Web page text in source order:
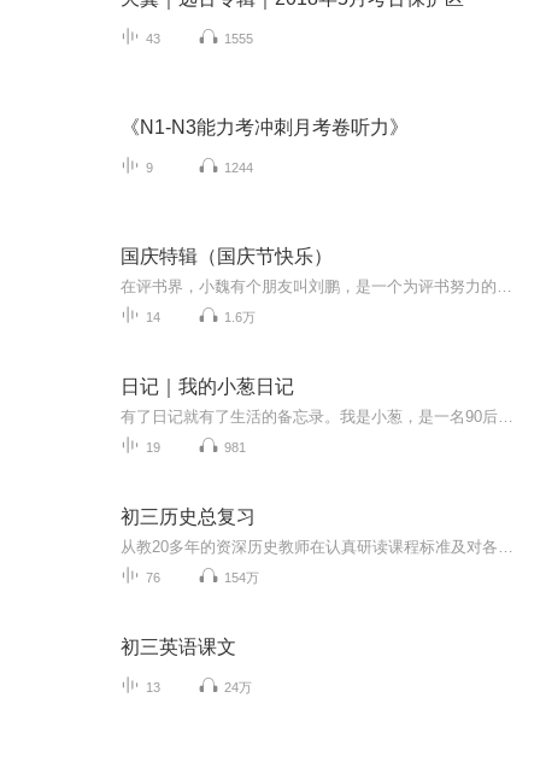
43 1555
《N1-N3能力考冲刺月考卷听力》
9 1244
国庆特辑（国庆节快乐）
14 1.6万
日记｜我的小葱日记
19 981
初三历史总复习
76 154万
初三英语课文
13 24万